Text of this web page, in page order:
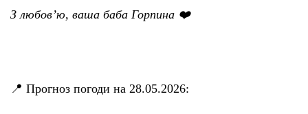
З любов’ю, ваша баба Горпина ❤️
📍 Прогноз погоди на 28.05.2026: